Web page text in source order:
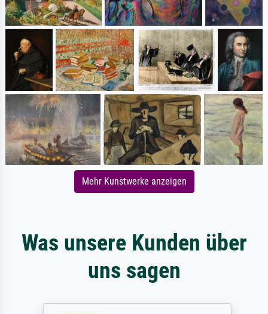
Mehr Kunstwerke anzeigen
Was unsere Kunden über
uns sagen